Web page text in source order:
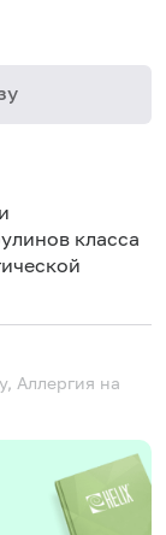
класса
Аллергия на